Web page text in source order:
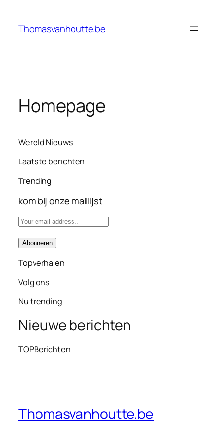
Thomasvanhoutte.be
Homepage
Wereld Nieuws
Laatste berichten
Trending
kom bij onze maillijst
Topverhalen
Volg ons
Nu trending
Nieuwe berichten
TOPBerichten
Thomasvanhoutte.be